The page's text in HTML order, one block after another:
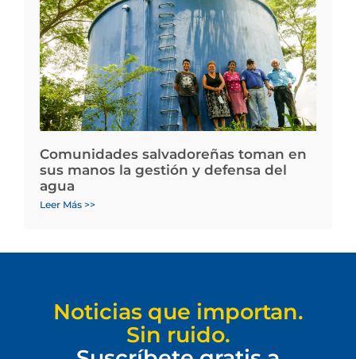
Comunidades salvadoreñas toman en
sus manos la gestión y defensa del
agua
Leer Más >>
Noticias que importan.
Sin ruido.